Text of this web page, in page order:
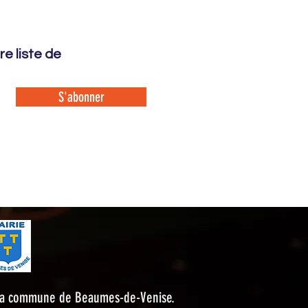
liste de
S'abonner
de Beaumes-de-Venise.